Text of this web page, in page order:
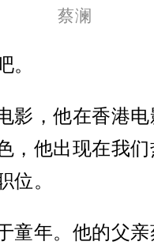
蔡澜
。
影，他在香港
，他出现在我
位。
童年。他的父